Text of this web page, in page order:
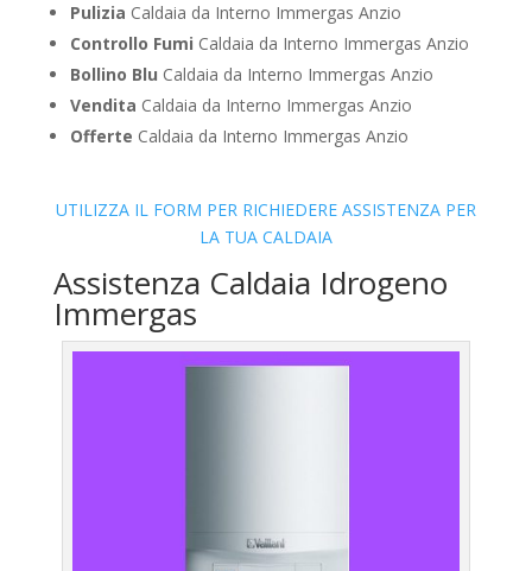
Pulizia Caldaia da Interno Immergas Anzio
Controllo Fumi Caldaia da Interno Immergas Anzio
Bollino Blu Caldaia da Interno Immergas Anzio
Vendita Caldaia da Interno Immergas Anzio
Offerte Caldaia da Interno Immergas Anzio
UTILIZZA IL FORM PER RICHIEDERE ASSISTENZA PER
LA TUA CALDAIA
Assistenza Caldaia Idrogeno
Immergas